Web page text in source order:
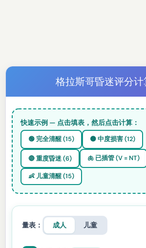
格拉斯哥昏迷评分计
快速示例 — 点击填表，然后点击计算：
🟢 完全清醒 (15) 🟠 中度损害 (12)
🔴 重度昏迷 (6) 🫁 已插管 (V = NT)
👶 儿童清醒 (15)
量表： 成人 儿童